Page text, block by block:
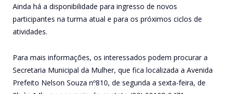
Ainda há a disponibilidade para ingresso de novos
participantes na turma atual e para os próximos ciclos de
atividades.
Para mais informações, os interessados podem procurar a
Secretaria Municipal da Mulher, que fica localizada a Avenida
Prefeito Nelson Souza nº810, de segunda a sexta-feira, de